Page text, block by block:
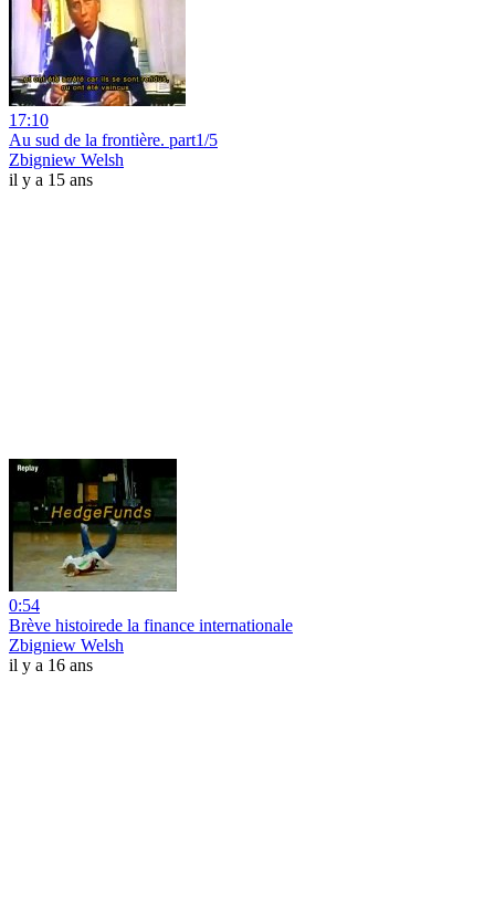
17:10
Au sud de la frontière. part1/5
Zbigniew Welsh
il y a 15 ans
0:54
Brève histoirede la finance internationale
Zbigniew Welsh
il y a 16 ans